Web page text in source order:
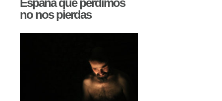
España que perdimos
no nos pierdas